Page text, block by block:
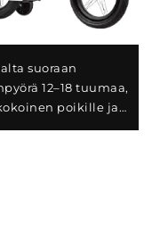
suoraan
12–18 tuumaa,
poikille ja